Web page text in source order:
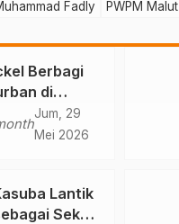
Fadly PWPM Malut
Berbagi
di
1447
Jum, 29
Mei 2026
Lantik
Sekda